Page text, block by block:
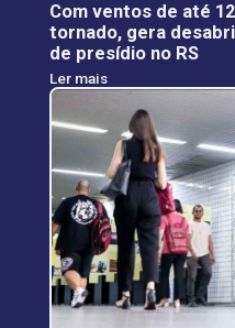
Com ventos de até
tornado, gera
de presídio no RS
Ler mais